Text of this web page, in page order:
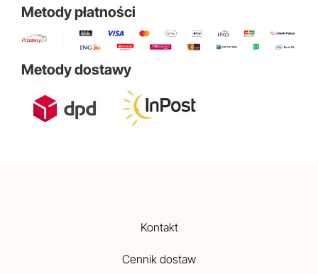
Metody płatności
Metody dostawy
Kontakt
Cennik dostaw